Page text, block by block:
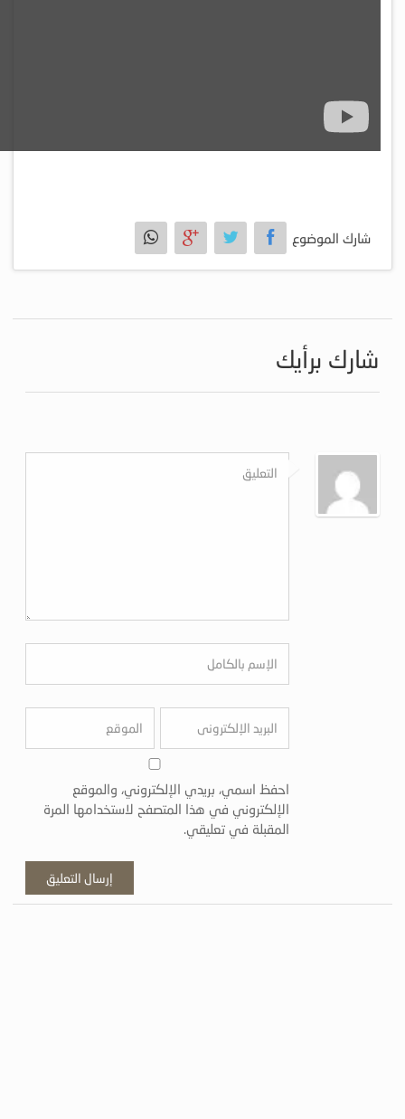
شارك الموضوع
شارك برأيك
احفظ اسمي، بريدي الإلكتروني، والموقع
الإلكتروني في هذا المتصفح لاستخدامها المرة
المقبلة في تعليقي.